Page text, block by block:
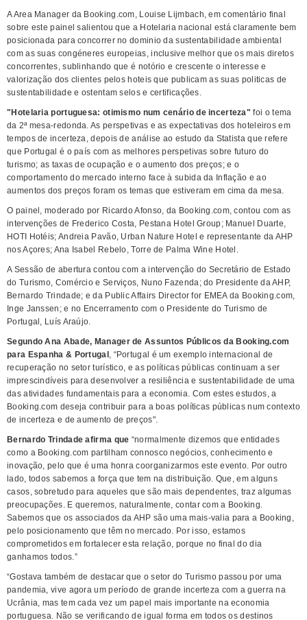
A Area Manager da Booking.com, Louise Lijmbach, em comentário final
sobre este painel salientou que a Hotelaria nacional está claramente bem
posicionada para concorrer no dominio da sustentabilidade ambiental
com as suas congéneres europeias, inclusive melhor que os mais diretos
concorrentes, sublinhando que é notório e crescente o interesse e
valorização dos clientes pelos hoteis que publicam as suas politicas de
sustentabilidade e ostentam selos e certificações.
"Hotelaria portuguesa: otimismo num cenário de incerteza" foi o tema
da 2ª mesa-redonda. As perspetivas e as expectativas dos hoteleiros em
tempos de incerteza, depois de análise ao estudo da Statista que refere
que Portugal é o país com as melhores perspetivas sobre futuro do
turismo; as taxas de ocupação e o aumento dos preços; e o
comportamento do mercado interno face à subida da Inflação e ao
aumentos dos preços foram os temas que estiveram em cima da mesa.
O painel, moderado por Ricardo Afonso, da Booking.com, contou com as
intervenções de Frederico Costa, Pestana Hotel Group; Manuel Duarte,
HOTI Hotéis; Andreia Pavão, Urban Nature Hotel e representante da AHP
nos Açores; Ana Isabel Rebelo, Torre de Palma Wine Hotel.
A Sessão de abertura contou com a intervenção do Secretário de Estado
do Turismo, Comércio e Serviços, Nuno Fazenda; do Presidente da AHP,
Bernardo Trindade; e da Public Affairs Director for EMEA da Booking.com,
Inge Janssen; e no Encerramento com o Presidente do Turismo de
Portugal, Luís Araújo.
Segundo Ana Abade, Manager de Assuntos Públicos da Booking.com
para Espanha & Portugal , “Portugal é um exemplo internacional de
recuperação no setor turístico, e as políticas públicas continuam a ser
imprescindíveis para desenvolver a resiliência e sustentabilidade de uma
das atividades fundamentais para a economia. Com estes estudos, a
Booking.com deseja contribuir para a boas políticas públicas num contexto
de incerteza e de aumento de preços".
Bernardo Trindade afirma que “normalmente dizemos que entidades
como a Booking.com partilham connosco negócios, conhecimento e
inovação, pelo que é uma honra coorganizarmos este evento. Por outro
lado, todos sabemos a força que tem na distribuição. Que, em alguns
casos, sobretudo para aqueles que são mais dependentes, traz algumas
preocupações. E queremos, naturalmente, contar com a Booking.
Sabemos que os associados da AHP são uma mais-valia para a Booking,
pelo posicionamento que têm no mercado. Por isso, estamos
comprometidos em fortalecer esta relação, porque no final do dia
ganhamos todos.”
“Gostava também de destacar que o setor do Turismo passou por uma
pandemia, vive agora um período de grande incerteza com a guerra na
Ucrânia, mas tem cada vez um papel mais importante na economia
portuguesa. Não se verificando de igual forma em todos os destinos